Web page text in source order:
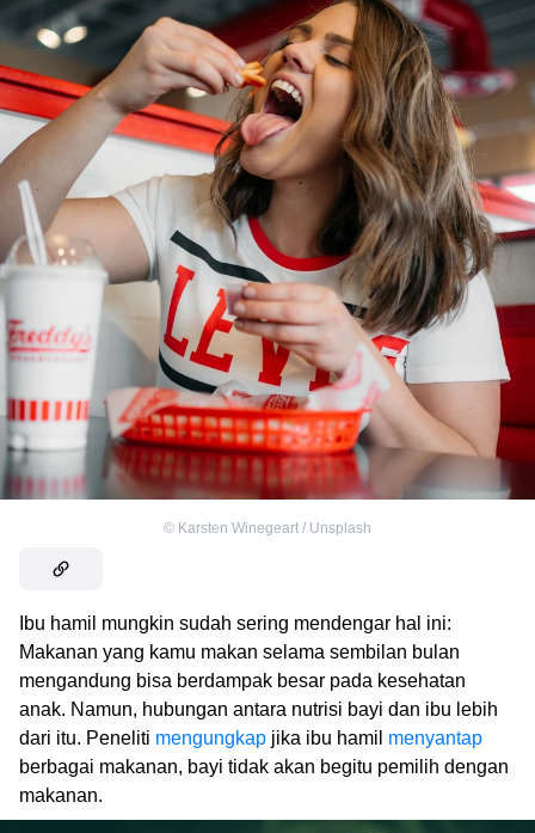
© Karsten Winegeart / Unsplash
Ibu hamil mungkin sudah sering mendengar hal ini:
Makanan yang kamu makan selama sembilan bulan
mengandung bisa berdampak besar pada kesehatan
anak. Namun, hubungan antara nutrisi bayi dan ibu lebih
dari itu. Peneliti mengungkap jika ibu hamil menyantap
berbagai makanan, bayi tidak akan begitu pemilih dengan
makanan.